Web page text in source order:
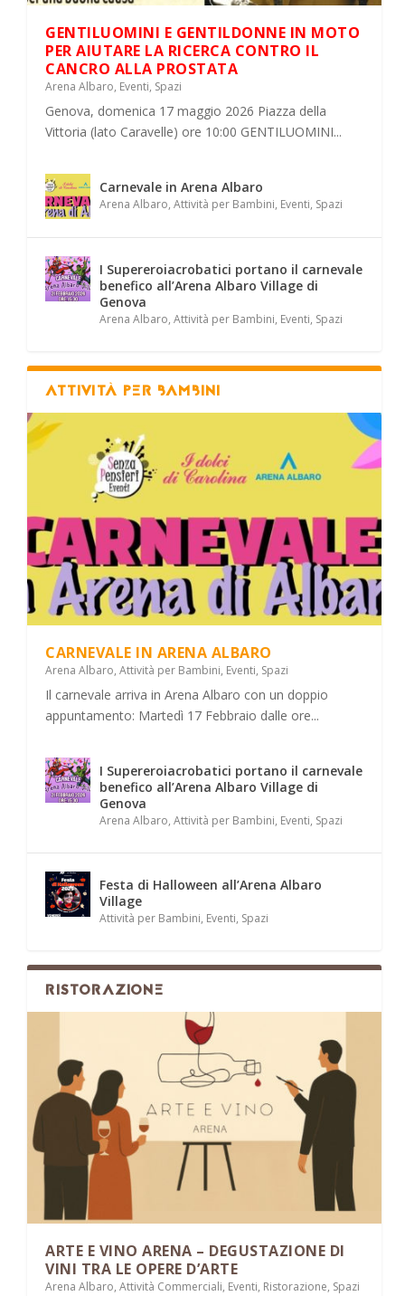
GENTILUOMINI E GENTILDONNE IN MOTO
PER AIUTARE LA RICERCA CONTRO IL
CANCRO ALLA PROSTATA
Arena Albaro, Eventi, Spazi
Genova, domenica 17 maggio 2026 Piazza della
Vittoria (lato Caravelle) ore 10:00 GENTILUOMINI...
Carnevale in Arena Albaro
Arena Albaro,Attività per Bambini, Eventi, Spazi
I Supereroiacrobatici portano il carnevale
benefico all’Arena Albaro Village di
Genova
Arena Albaro,Attività per Bambini, Eventi, Spazi
ATTIVITÀ PER BAMBINI
CARNEVALE IN ARENA ALBARO
Arena Albaro,Attività per Bambini, Eventi, Spazi
Il carnevale arriva in Arena Albaro con un doppio
appuntamento: Martedì 17 Febbraio dalle ore...
I Supereroiacrobatici portano il carnevale
benefico all’Arena Albaro Village di
Genova
Arena Albaro,Attività per Bambini, Eventi, Spazi
Festa di Halloween all’Arena Albaro
Village
Attività per Bambini, Eventi, Spazi
RISTORAZIONE
ARTE E VINO ARENA – DEGUSTAZIONE DI
VINI TRA LE OPERE D’ARTE
Arena Albaro,Attività Commerciali, Eventi, Ristorazione, Spazi